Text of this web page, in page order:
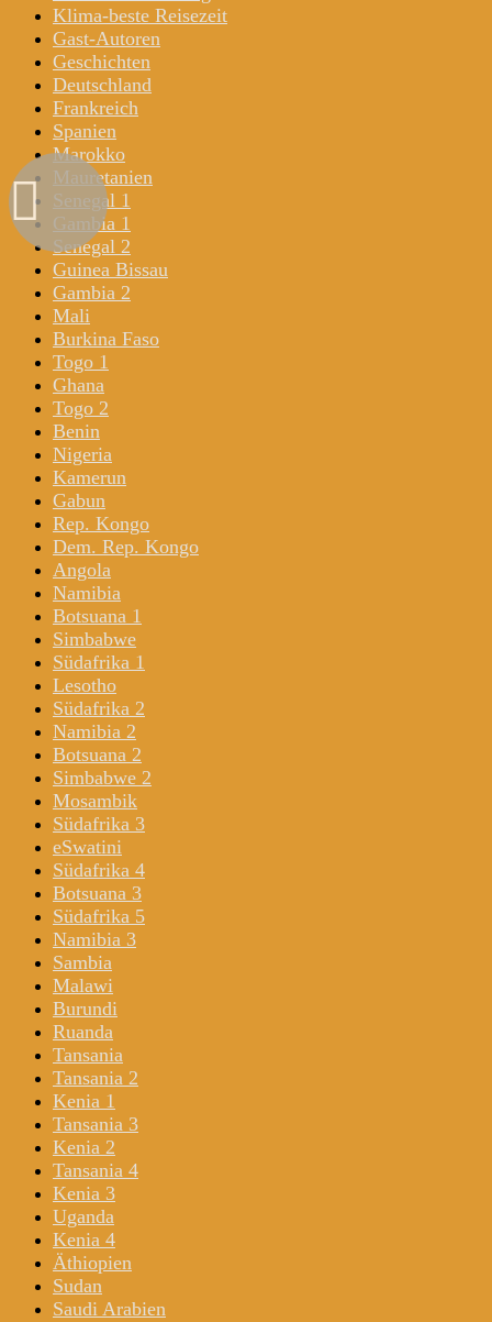
Klima-beste Reisezeit
Gast-Autoren
Geschichten
Deutschland
Frankreich
Spanien
Marokko
Mauretanien
Senegal 1
Gambia 1
Senegal 2
Guinea Bissau
Gambia 2
Mali
Burkina Faso
Togo 1
Ghana
Togo 2
Benin
Nigeria
Kamerun
Gabun
Rep. Kongo
Dem. Rep. Kongo
Angola
Namibia
Botsuana 1
Simbabwe
Südafrika 1
Lesotho
Südafrika 2
Namibia 2
Botsuana 2
Simbabwe 2
Mosambik
Südafrika 3
eSwatini
Südafrika 4
Botsuana 3
Südafrika 5
Namibia 3
Sambia
Malawi
Burundi
Ruanda
Tansania
Tansania 2
Kenia 1
Tansania 3
Kenia 2
Tansania 4
Kenia 3
Uganda
Kenia 4
Äthiopien
Sudan
Saudi Arabien